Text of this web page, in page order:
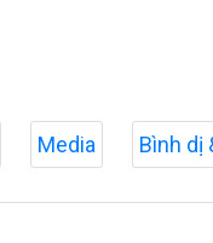
Media Bình dị